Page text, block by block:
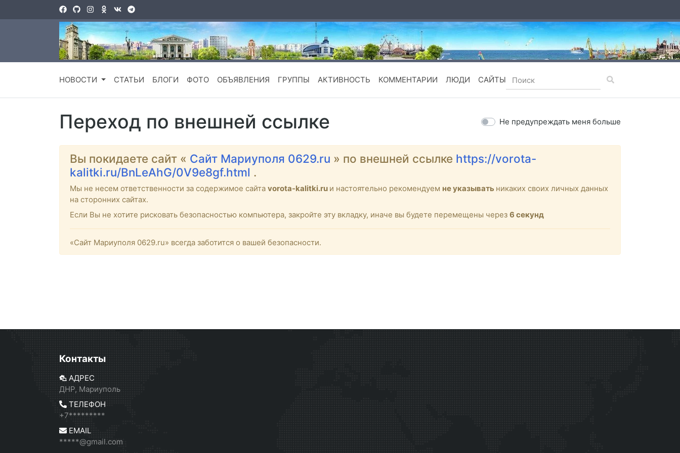
НОВОСТИ СТАТЬИ БЛОГИ ФОТО ОБЪЯВЛЕНИЯ ГРУППЫ АКТИВНОСТЬ КОММЕНТАРИИ ЛЮДИ САЙТЫ
Переход по внешней ссылке Не предупреждать меня больше
Вы покидаете сайт « Сайт Мариуполя 0629.ru » по внешней ссылке https://vorota-
kalitki.ru/BnLeAhG/0V9e8gf.html .
Мы не несем ответственности за содержимое сайта vorota-kalitki.ru и настоятельно рекомендуем не указывать никаких своих личных данных
на сторонних сайтах.
Если Вы не хотите рисковать безопасностью компьютера, закройте эту вкладку, иначе вы будете перемещены через 6 секунд
«Сайт Мариуполя 0629.ru» всегда заботится о вашей безопасности.
Контакты
АДРЕС
ДНР, Мариуполь
ТЕЛЕФОН
+7*********
EMAIL
*****@gmail.com